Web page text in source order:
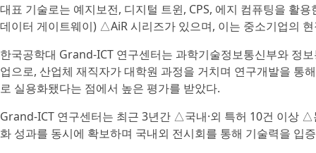
대표 기술로는 예지보전, 디지털 트윈, CPS, 에지 컴퓨팅을
데이터 게이트웨이) △AiR 시리즈가 있으며, 이는 중소기업의
한국공학대 Grand-ICT 연구센터는 과학기술정보통신부와 정
업으로, 산업체 재직자가 대학원 과정을 거치며 연구개발을 통
로 실용화됐다는 점에서 높은 평가를 받았다.
Grand-ICT 연구센터는 최근 3년간 △국내·외 특허 10건 이상
화 성과를 동시에 확보하며 국내외 전시회를 통해 기술력을 입